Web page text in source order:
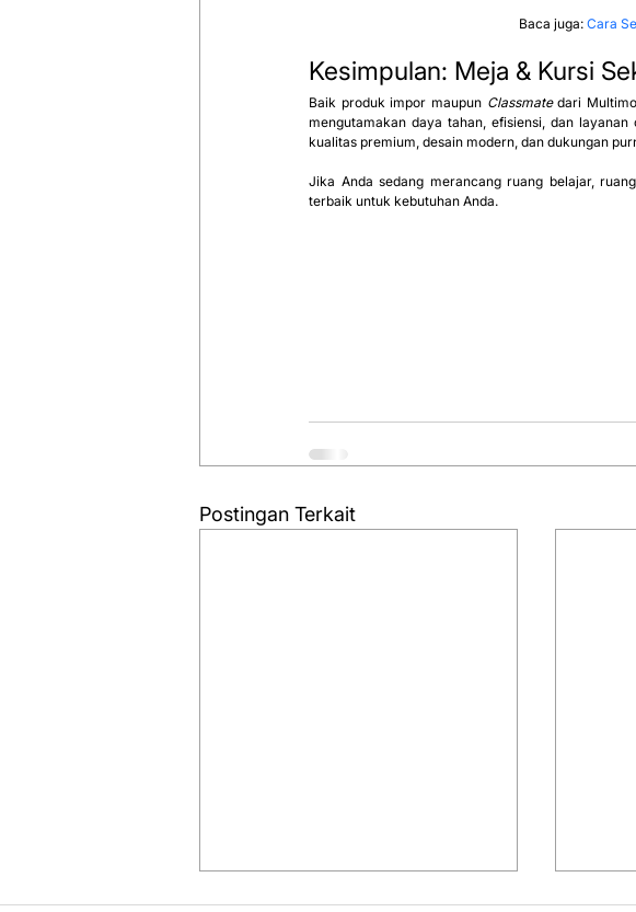
Baca juga: Cara
Kesimpulan: Meja & Kursi
Baik produk impor maupun Classmate dari
mengutamakan daya tahan, efisiensi, dan layanan
kualitas premium, desain modern, dan dukungan
Jika Anda sedang merancang ruang belajar,
terbaik untuk kebutuhan Anda.
Postingan Terkait